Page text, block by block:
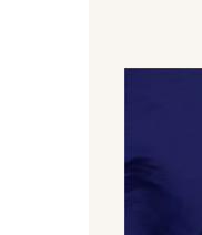
35 -